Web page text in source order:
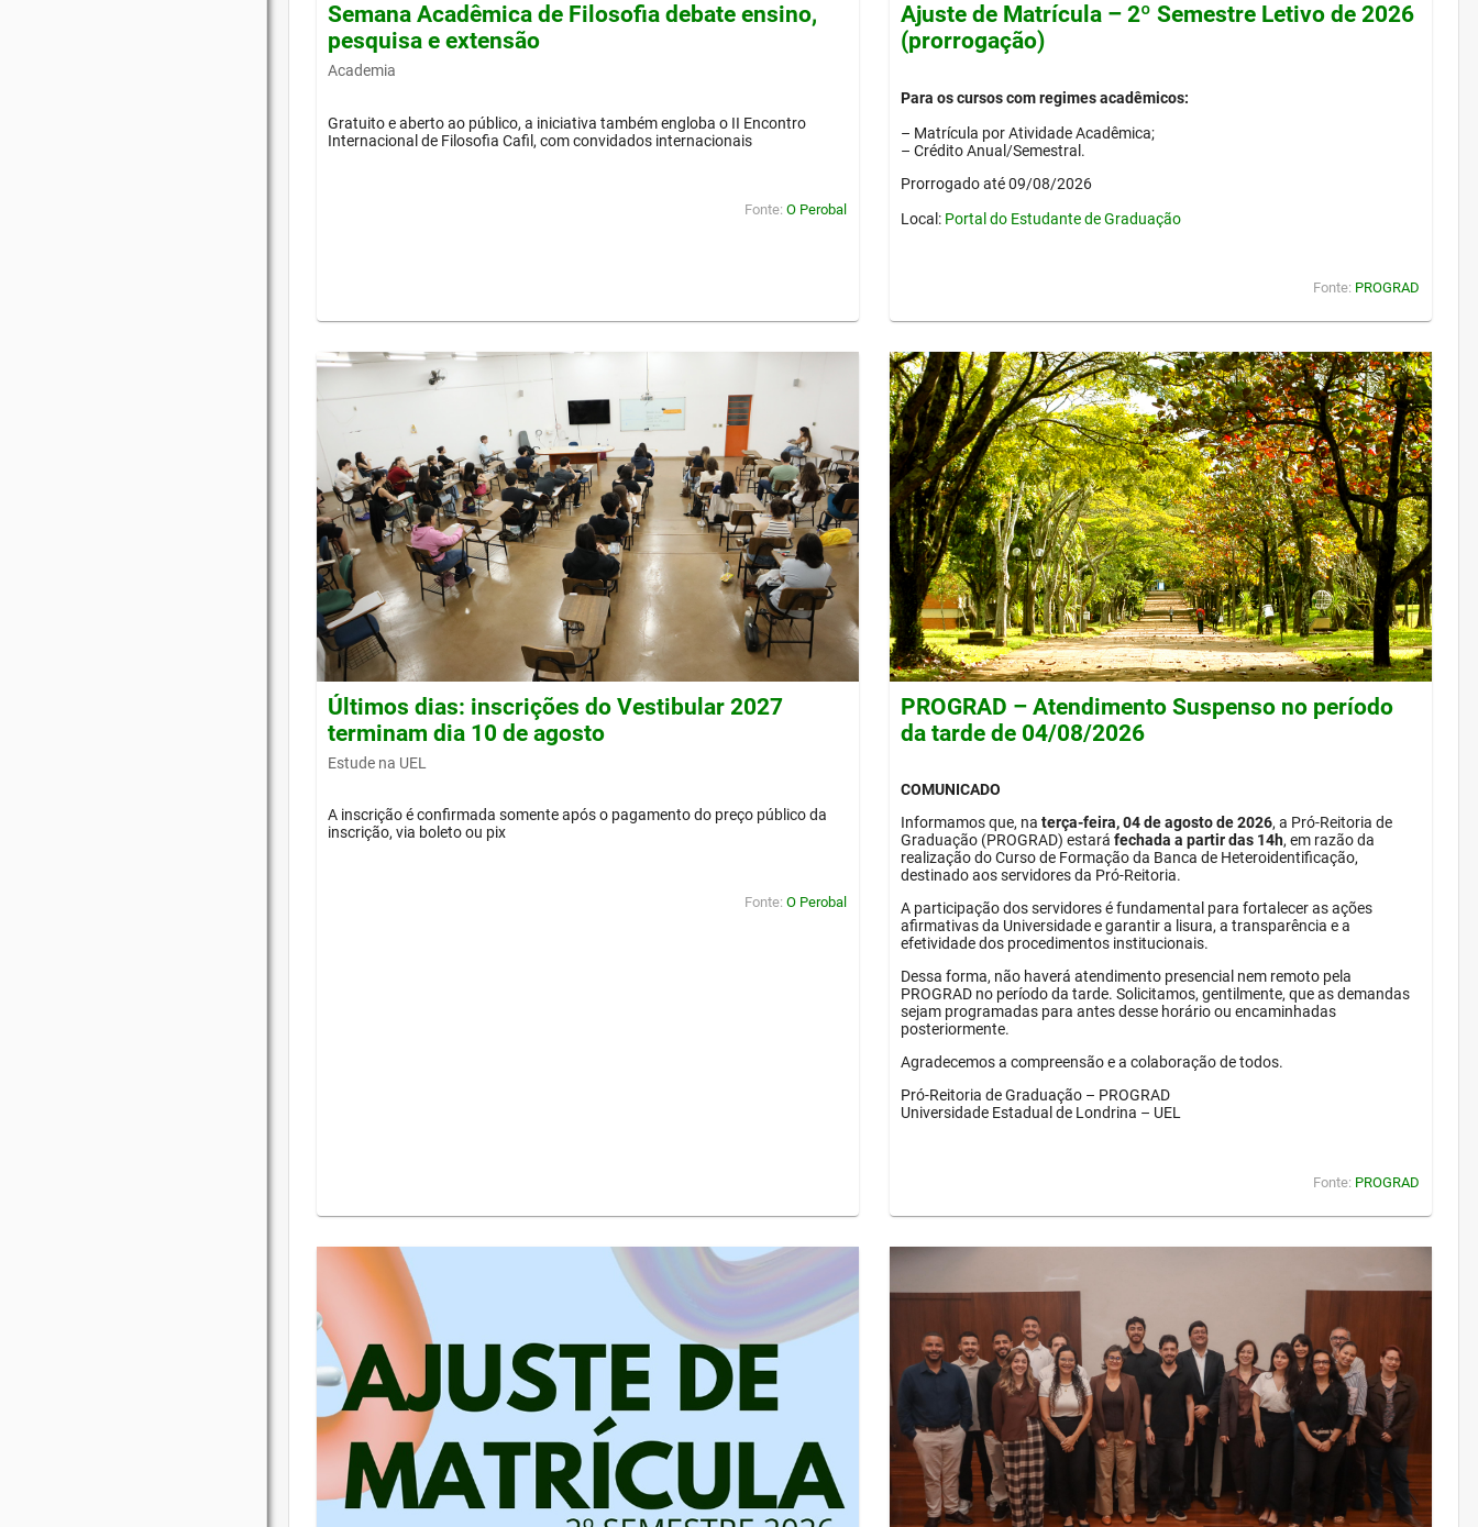
Semana Acadêmica de Filosofia debate ensino,
pesquisa e extensão
Academia
Gratuito e aberto ao público, a iniciativa também engloba o II Encontro
Internacional de Filosofia Cafil, com convidados internacionais
Fonte: O Perobal
Ajuste de Matrícula – 2º Semestre Letivo de 2026
(prorrogação)
Para os cursos com regimes acadêmicos:
– Matrícula por Atividade Acadêmica;
– Crédito Anual/Semestral.
Prorrogado até 09/08/2026
Local: Portal do Estudante de Graduação
Fonte: PROGRAD
Últimos dias: inscrições do Vestibular 2027
terminam dia 10 de agosto
Estude na UEL
A inscrição é confirmada somente após o pagamento do preço público da
inscrição, via boleto ou pix
Fonte: O Perobal
PROGRAD – Atendimento Suspenso no período
da tarde de 04/08/2026
COMUNICADO
Informamos que, na terça-feira, 04 de agosto de 2026, a Pró-Reitoria de
Graduação (PROGRAD) estará fechada a partir das 14h, em razão da
realização do Curso de Formação da Banca de Heteroidentificação,
destinado aos servidores da Pró-Reitoria.
A participação dos servidores é fundamental para fortalecer as ações
afirmativas da Universidade e garantir a lisura, a transparência e a
efetividade dos procedimentos institucionais.
Dessa forma, não haverá atendimento presencial nem remoto pela
PROGRAD no período da tarde. Solicitamos, gentilmente, que as demandas
sejam programadas para antes desse horário ou encaminhadas
posteriormente.
Agradecemos a compreensão e a colaboração de todos.
Pró-Reitoria de Graduação – PROGRAD
Universidade Estadual de Londrina – UEL
Fonte: PROGRAD